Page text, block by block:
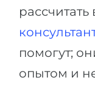
помогут;
опытом и